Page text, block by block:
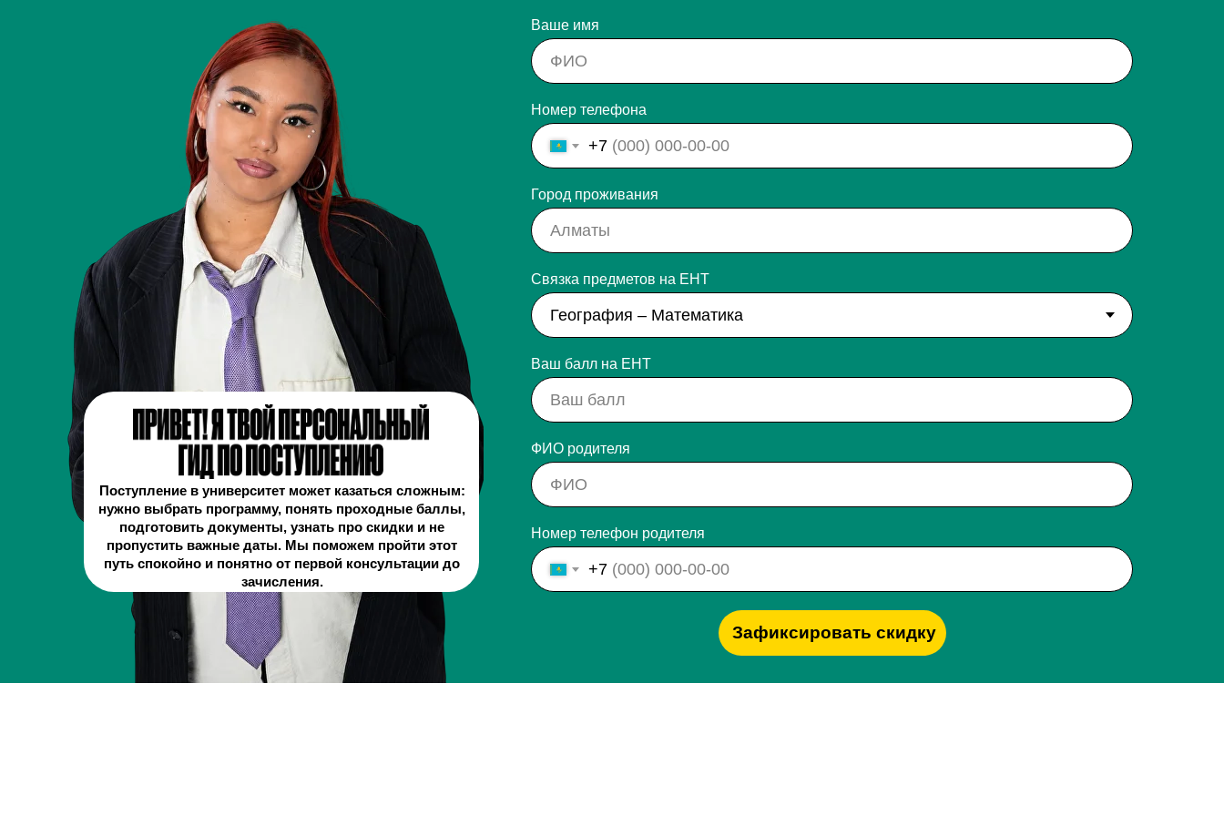
Ваше имя
Номер телефона
+7
Город проживания
Связка предметов на ЕНТ
Ваш балл на ЕНТ
ФИО родителя
Номер телефон родителя
+7
Зафиксировать скидку
Поступление в университет может казаться сложным:
нужно выбрать программу, понять проходные баллы,
подготовить документы, узнать про скидки и не
пропустить важные даты. Мы поможем пройти этот
путь спокойно и понятно от первой консультации до
зачисления.